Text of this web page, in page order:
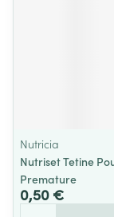
Nutricia
Nutriset Tetine
Premature
0,50 €